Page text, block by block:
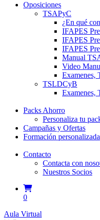
Oposiciones
TSAPyC
¿En qué
IFAPES
IFAPES
IFAPES
Manual
Video
Examenes,
TSLDCyB
Examenes,
Packs Ahorro
Personaliza tu
Campañas y Ofertas
Formación personalizada
Contacto
Contacta con
Nuestros Socios
0
Aula Virtual